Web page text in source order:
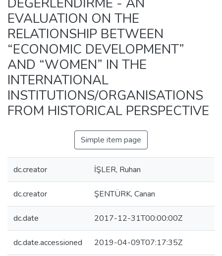
EVALUATION ON THE
RELATIONSHIP BETWEEN
“ECONOMIC DEVELOPMENT”
AND “WOMEN” IN THE
INTERNATIONAL
INSTITUTIONS/ORGANISATIONS
FROM HISTORICAL PERSPECTIVE
Simple item page
dc.creator İŞLER, Ruhan
dc.creator ŞENTÜRK, Canan
dc.date 2017-12-31T00:00:00Z
dc.date.accessioned 2019-04-09T07:17:35Z